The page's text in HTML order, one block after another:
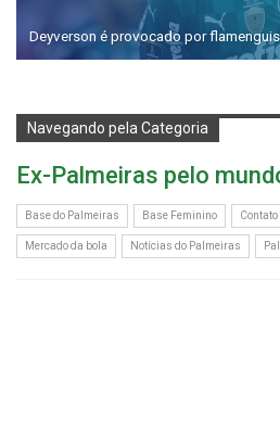
Deyverson é provocado por
Navegando pela Categoria
Ex-Palmeiras pelo
Base do Palmeiras Base Feminino Contato
Mercado da bola Notícias do Palmeiras